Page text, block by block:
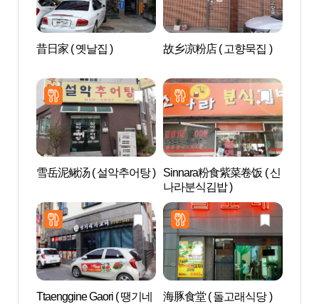
昔日家 ( 옛날집 ) 故乡凉粉店 ( 고향묵집 )
雪岳泥鳅汤 ( 설악추어탕 )
Sinnara粉食紫菜卷饭 ( 신
나라분식김밥 )
Ttaenggine Gaori ( 땡기네
海豚食堂 ( 돌고래식당 )